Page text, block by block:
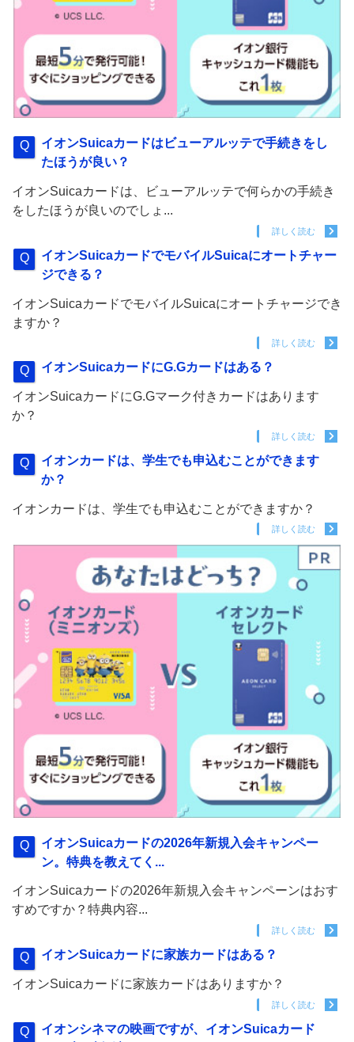
イオンSuicaカードはビューアルッテで手続きをし
たほうが良い？
イオンSuicaカードは、ビューアルッテで何らかの手続き
をしたほうが良いのでしょ...
詳しく読む
イオンSuicaカードでモバイルSuicaにオートチャー
ジできる？
イオンSuicaカードでモバイルSuicaにオートチャージでき
ますか？
詳しく読む
イオンSuicaカードにG.Gカードはある？
イオンSuicaカードにG.Gマーク付きカードはあります
か？
詳しく読む
イオンカードは、学生でも申込むことができます
か？
イオンカードは、学生でも申込むことができますか？
詳しく読む
イオンSuicaカードの2026年新規入会キャンペー
ン。特典を教えてく...
イオンSuicaカードの2026年新規入会キャンペーンはおす
すめですか？特典内容...
詳しく読む
イオンSuicaカードに家族カードはある？
イオンSuicaカードに家族カードはありますか？
詳しく読む
イオンシネマの映画ですが、イオンSuicaカード